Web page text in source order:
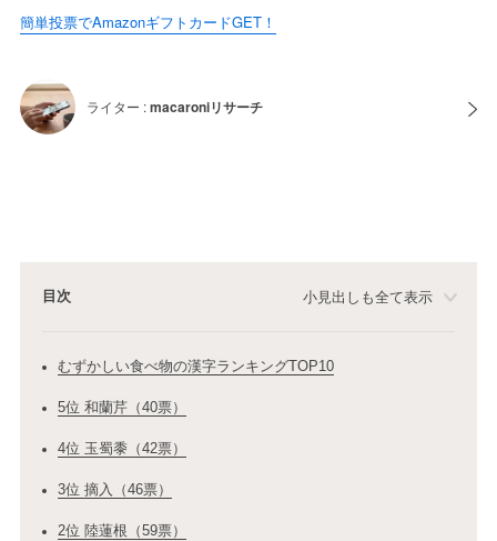
簡単投票でAmazonギフトカードGET！
ライター :macaroniリサーチ
目次 小見出しも全て表示
むずかしい食べ物の漢字ランキングTOP10
5位 和蘭芹（40票）
4位 玉蜀黍（42票）
3位 摘入（46票）
2位 陸蓮根（59票）